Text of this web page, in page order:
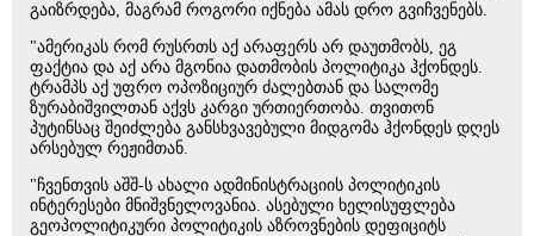
გაიზრდება, მაგრამ როგორი იქნება ამას დრო გვიჩვენებს.
"ამერიკას რომ რუსრთს აქ არაფერს არ დაუთმობს, ეგ
ფაქტია და აქ არა მგონია დათმობის პოლიტიკა ჰქონდეს.
ტრამპს აქ უფრო ოპოზიციურ ძალებთან და სალომე
ზურაბიშვილთან აქვს კარგი ურთიერთობა. თვითონ
პუტინსაც შეიძლება განსხვავებული მიდგომა ჰქონდეს დღეს
არსებულ რეჟიმთან.
"ჩვენთვის აშშ-ს ახალი ადმინისტრაციის პოლიტიკის
ინტერესები მნიშვნელოვანია. ასებული ხელისუფლება
გეოპოლიტიკური პოლიტიკის აზროვნების დეფიციტს